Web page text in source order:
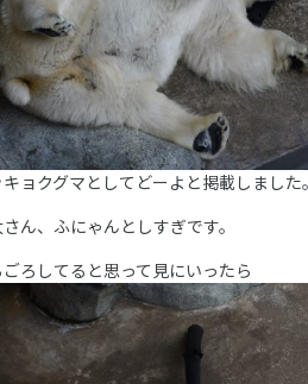
ョクグマとしてどーよと掲載しました。
ん、ふにゃんとしすぎです。
ろしてると思って見にいったら